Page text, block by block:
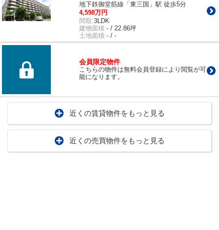
地下鉄御堂筋線「東三国」駅 徒歩5分
4,598万円
間取:3LDK
建物面積:- / 22.86坪
土地面積:- / -
会員限定物件
こちらの物件は無料会員登録により閲覧が可
能になります。
近くの賃貸物件をもっと見る
近くの売買物件をもっと見る